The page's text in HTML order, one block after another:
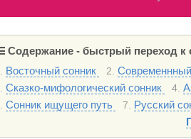
Содержание - быстрый переход к
Восточный сонник 2.
Сказко-мифологический сонник 4.
Сонник ищущего путь 7.
Русский